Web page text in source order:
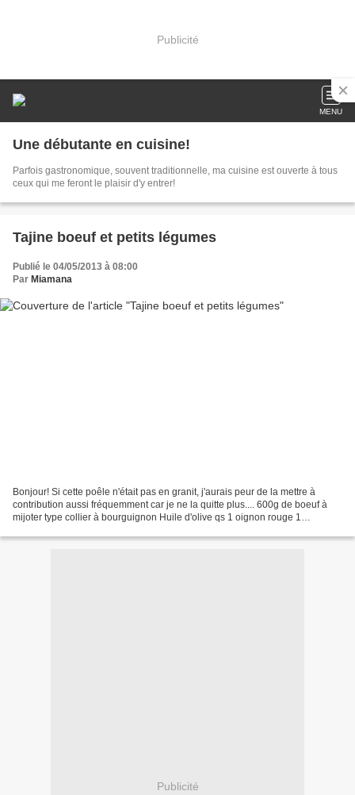
Publicité
MENU
Une débutante en cuisine!
Parfois gastronomique, souvent traditionnelle, ma cuisine est ouverte à tous
ceux qui me feront le plaisir d'y entrer!
Tajine boeuf et petits légumes
Publié le 04/05/2013 à 08:00
Par Miamana
Bonjour! Si cette poêle n'était pas en granit, j'aurais peur de la mettre à
contribution aussi fréquemment car je ne la quitte plus.... 600g de boeuf à
mijoter type collier à bourguignon Huile d'olive qs 1 oignon rouge 1
Publicité